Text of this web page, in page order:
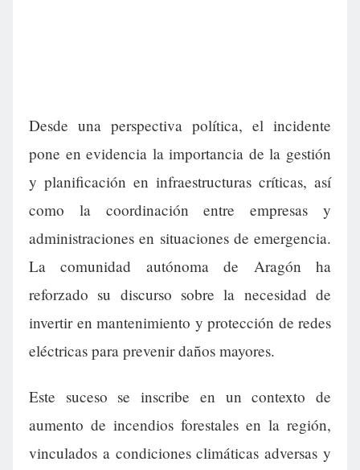
Desde una perspectiva política, el incidente
pone en evidencia la importancia de la gestión
y planificación en infraestructuras críticas, así
como la coordinación entre empresas y
administraciones en situaciones de emergencia.
La comunidad autónoma de Aragón ha
reforzado su discurso sobre la necesidad de
invertir en mantenimiento y protección de redes
eléctricas para prevenir daños mayores.
Este suceso se inscribe en un contexto de
aumento de incendios forestales en la región,
vinculados a condiciones climáticas adversas y